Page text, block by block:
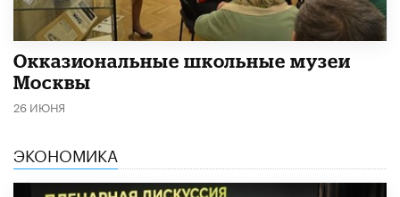
​Окказиональные школьные музеи
Москвы
26 ИЮНЯ
ЭКОНОМИКА